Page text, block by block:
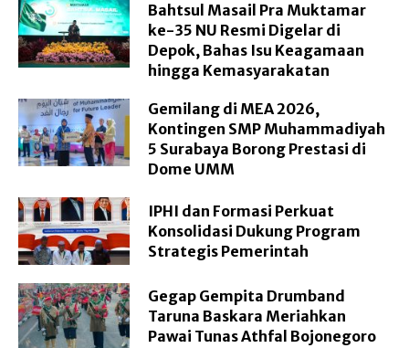
Bahtsul Masail Pra Muktamar
ke-35 NU Resmi Digelar di
Depok, Bahas Isu Keagamaan
hingga Kemasyarakatan
Gemilang di MEA 2026,
Kontingen SMP Muhammadiyah
5 Surabaya Borong Prestasi di
Dome UMM
IPHI dan Formasi Perkuat
Konsolidasi Dukung Program
Strategis Pemerintah
Gegap Gempita Drumband
Taruna Baskara Meriahkan
Pawai Tunas Athfal Bojonegoro